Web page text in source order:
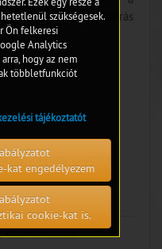
és a pályázatírás
5.
training-course-
for-music
WORKSHOPOK
szükségesek.
Ön felkeresi
Analytics
hogy az nem
többletfunkciót
tájékoztatót
kat engedélyezem
cookie-kat is.